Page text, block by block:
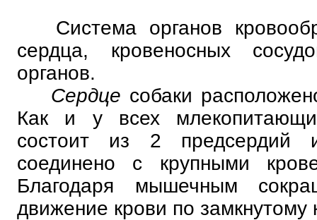
Система органов
сердца, кровеносных
органов.
Сердце собаки
Как и у всех
состоит из 2
соединено с крупными
Благодаря мышечным
движение крови по замкнутому